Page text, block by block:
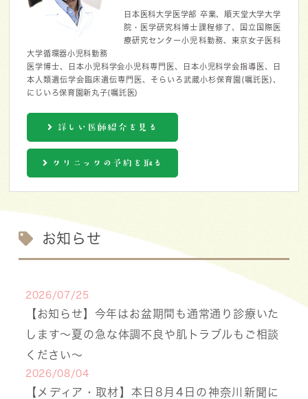
日本医科大学医学部 卒業、順天堂大学大学
院・医学研究科博士課程修了、国立国際医
療研究センター小児科勤務、東京女子医科
大学循環器小児科勤務
医学博士、日本小児科学会小児科専門医、日本小児科学会指導医、日
本人類遺伝学会臨床遺伝専門医、そらいろ武蔵小杉保育園(嘱託医)、
にじいろ保育園新丸子(嘱託医)
詳しい医師紹介を見る
クリニックの予約を取る
お知らせ
2026/07/25
【お知らせ】今年はお盆期間も通常通り診療いた
します〜夏の急な体調不良や肌トラブルもご相談
ください〜
2026/08/04
【メディア・取材】本日8月4日の神奈川新聞に